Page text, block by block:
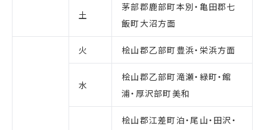
土
茅部郡鹿部町本別・亀田郡七
飯町大沼方面
火 桧山郡乙部町豊浜・栄浜方面
水
桧山郡乙部町滝瀬・緑町・館
浦・厚沢部町美和
桧山郡江差町泊・尾山・田沢・